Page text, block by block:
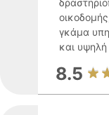
γκάμα
και
8.5